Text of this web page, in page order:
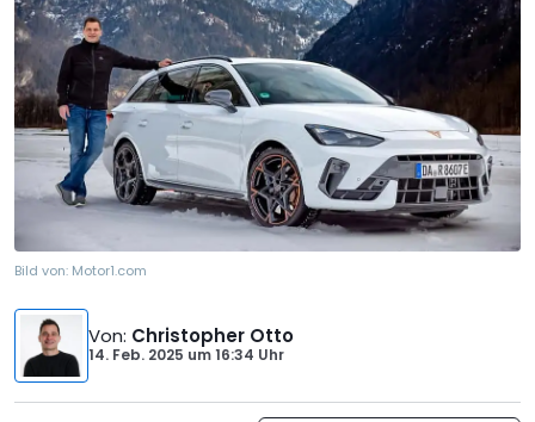
Bild von: Motor1.com
Von: Christopher Otto
14. Feb. 2025 um16:34 Uhr